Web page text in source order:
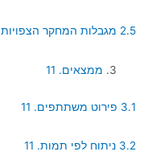
2.5 מגבלות המחקר הצפויות. 10
ממצאים. 11
3.1 פירוט משתתפים. 11
3.2 ניתוח לפי תמות. 11